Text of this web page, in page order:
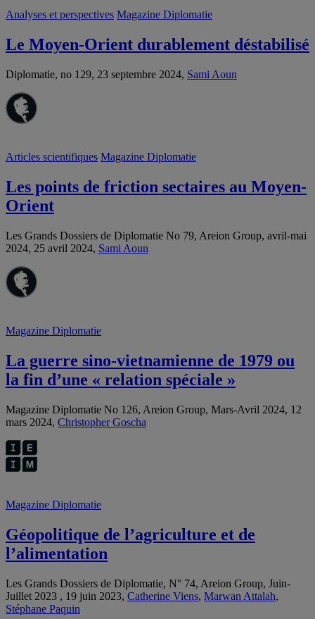
Analyses et perspectives Magazine Diplomatie
Le Moyen-Orient durablement déstabilisé
Diplomatie, no 129, 23 septembre 2024, Sami Aoun
Articles scientifiques Magazine Diplomatie
Les points de friction sectaires au Moyen-
Orient
Les Grands Dossiers de Diplomatie No 79, Areion Group, avril-mai
2024, 25 avril 2024, Sami Aoun
Magazine Diplomatie
La guerre sino-vietnamienne de 1979 ou
la fin d’une « relation spéciale »
Magazine Diplomatie No 126, Areion Group, Mars-Avril 2024, 12
mars 2024, Christopher Goscha
Magazine Diplomatie
Géopolitique de l’agriculture et de
l’alimentation
Les Grands Dossiers de Diplomatie, N° 74, Areion Group, Juin-
Juillet 2023 , 19 juin 2023, Catherine Viens, Marwan Attalah,
Stéphane Paquin